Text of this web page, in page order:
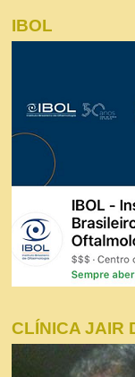
IBOL
CLÍNICA JAIR